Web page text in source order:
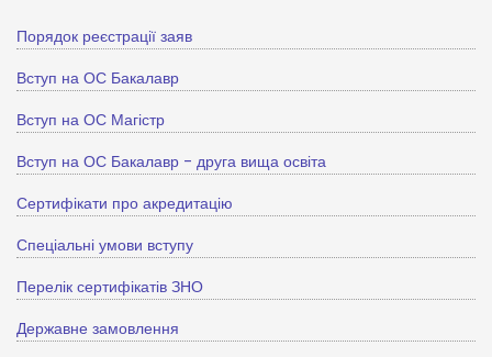
Порядок реєстрації заяв
Вступ на ОС Бакалавр
Вступ на ОС Магістр
Вступ на ОС Бакалавр - друга вища освіта
Сертифікати про акредитацію
Спеціальні умови вступу
Перелік сертифікатів ЗНО
Державне замовлення